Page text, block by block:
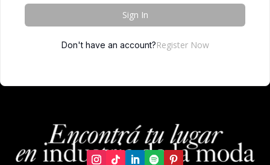
Sign In
Don't have an account?Register Now